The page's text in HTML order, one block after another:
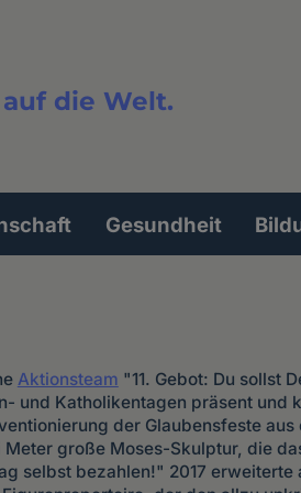
die Welt.
Gesundheit
Aktionsteam "11. Gebot: Du sollst
und Katholikentagen präsent und
der Glaubensfeste
große Moses-Skulptur, die
selbst bezahlen!" 2017 erweiterte